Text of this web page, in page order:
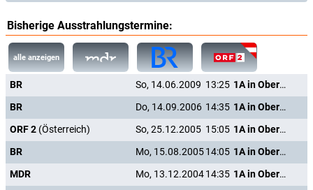
Bisherige Ausstrahlungstermine:
alle anzeigen
BR So, 14.06.2009 13:25
1A in Oberbayern
BR
Do, 14.09.2006 14:35
1A in Oberbayern
ORF 2 (Österreich) So, 25.12.2005 15:05
1A in Oberbayern
BR
Mo, 15.08.200514:05
1A in Oberbayern
MDR
Mo, 13.12.200414:35
1A in Oberbayern